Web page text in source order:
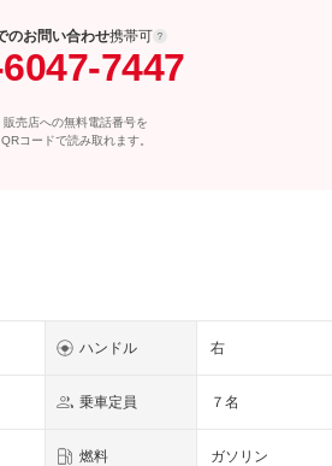
のお問い合わせ携帯可
7447
販売店への無料電話番号を
QRコードで読み取れます。
ハンドル 右
乗車定員 ７名
燃料 ガソリン